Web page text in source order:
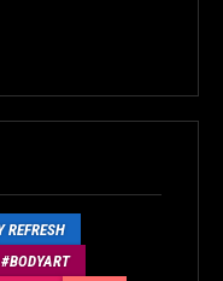
REFRESH
BODYART